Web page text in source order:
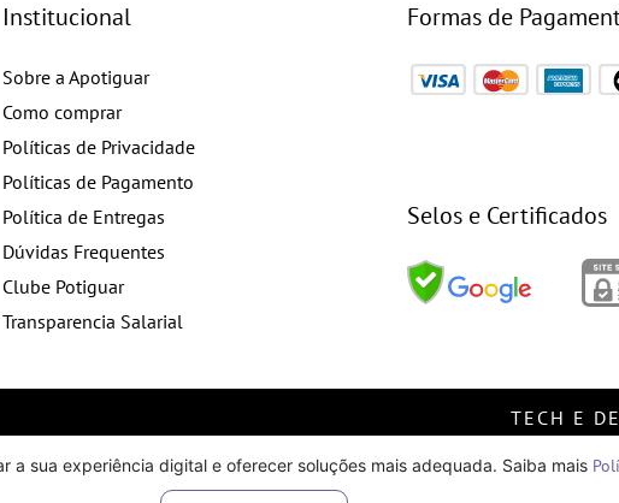
Institucional
Sobre a Apotiguar
Como comprar
Políticas de Privacidade
Políticas de Pagamento
Política de Entregas
Dúvidas Frequentes
Clube Potiguar
Transparencia Salarial
Formas de
Selos e Certificados
TECH E
do site, todas as fotos, imagens, logotipos, marcas, dizeres, som, software,
a sua experiência digital e oferecer soluções mais adequada. Saiba mais